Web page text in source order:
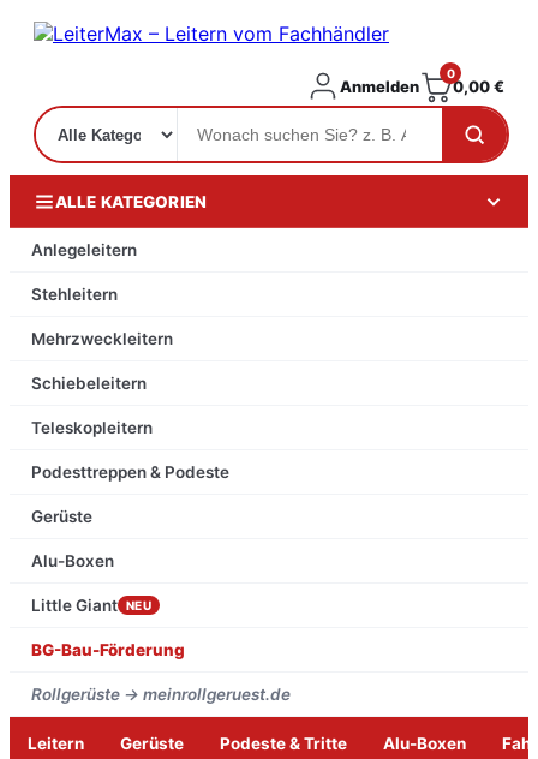
Anmelden
0
0,00€
ALLE KATEGORIEN
Anlegeleitern
Stehleitern
Mehrzweckleitern
Schiebeleitern
Teleskopleitern
Podesttreppen & Podeste
Gerüste
Alu-Boxen
Little Giant NEU
BG-Bau-Förderung
Rollgerüste → meinrollgeruest.de
Leitern Gerüste Podeste & Tritte Alu-Boxen